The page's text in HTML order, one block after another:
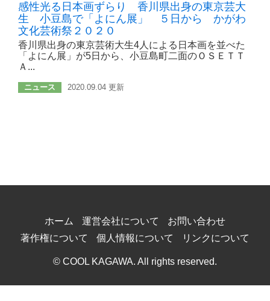
感性光る日本画ずらり 香川県出身の東京芸大
生 小豆島で「よにん展」 ５日から かがわ
文化芸術祭２０２０
香川県出身の東京芸術大生4人による日本画を並べた
「よにん展」が5日から、小豆島町二面のＯＳＥＴＴ
Ａ...
ニュース 2020.09.04 更新
ホーム 運営会社について
お問い合わせ
著作権について
個人情報について リンクについて
© COOL KAGAWA. All rights reserved.